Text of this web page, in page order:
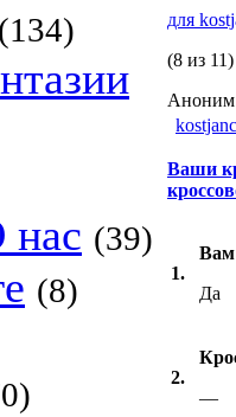
(134)
(39)
(8)
для
(8 из 11)
Аноним
Ваши
1.
Вам
Да
2.
—